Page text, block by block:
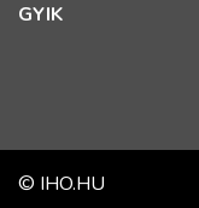
GYIK
© IHO.HU